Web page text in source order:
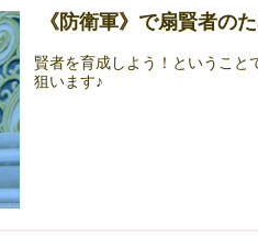
《防衛軍》で扇賢者の
賢者を育成しよう！ということ
狙います♪